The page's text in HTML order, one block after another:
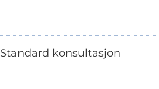
Standard konsultasjon